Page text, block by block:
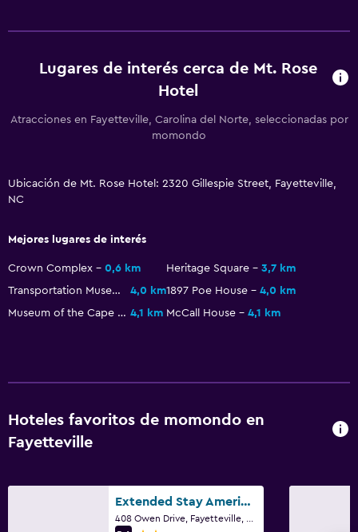
Posibilidad de habitaciones conectadas
Lugares de interés cerca de Mt. Rose
Hotel
Atracciones en Fayetteville, Carolina del Norte, seleccionadas por
momondo
Ubicación de Mt. Rose Hotel: 2320 Gillespie Street, Fayetteville,
NC
Mejores lugares de interés
Crown Complex 0,6 km Heritage Square
3,7 km
Transportation Museum
4,0 km1897 Poe House
4,0 km
Museum of the Cape Fear 4,1 km McCall House 4,1 km
Hoteles favoritos de momondo en
Fayetteville
Extended Stay America Select Suites - Fayetteville - Owen Dr.